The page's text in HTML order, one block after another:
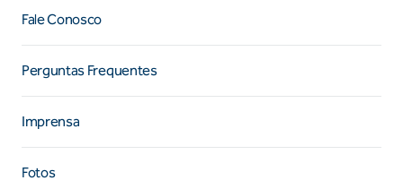
Fale Conosco
Perguntas Frequentes
Imprensa
Fotos